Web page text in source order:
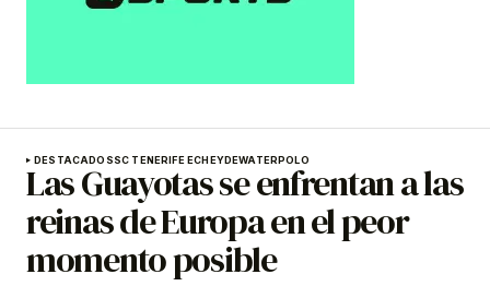
DESTACADOSSC TENERIFE ECHEYDEWATERPOLO
Las Guayotas se enfrentan a las
reinas de Europa en el peor
momento posible